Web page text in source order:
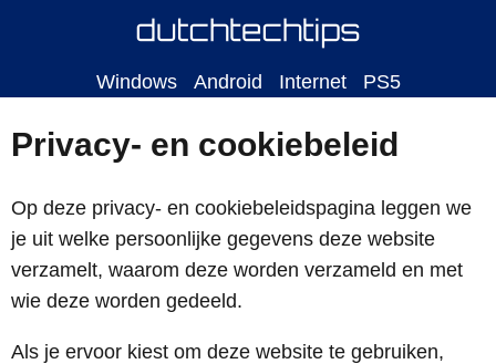
Windows Android Internet PS5
Privacy- en cookiebeleid
Op deze privacy- en cookiebeleidspagina leggen we
je uit welke persoonlijke gegevens deze website
verzamelt, waarom deze worden verzameld en met
wie deze worden gedeeld.
Als je ervoor kiest om deze website te gebruiken,